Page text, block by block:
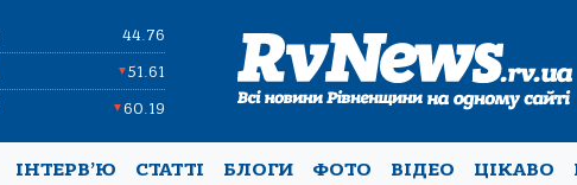
44.76
▼51.61
▼60.19
ІНТЕРВ’Ю СТАТТІ БЛОГИ ФОТО ВІДЕО ЦІКАВО